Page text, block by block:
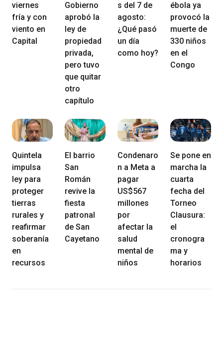
viernes
fría y con
viento en
Capital
Gobierno
aprobó la
ley de
propiedad
privada,
pero tuvo
que quitar
otro
capítulo
s del 7 de
agosto:
¿Qué pasó
un día
como hoy?
ébola ya
provocó la
muerte de
330 niños
en el
Congo
Quintela
impulsa
ley para
proteger
tierras
rurales y
reafirmar
soberanía
en
recursos
El barrio
San
Román
revive la
fiesta
patronal
de San
Cayetano
Condenaro
n a Meta a
pagar
US$567
millones
por
afectar la
salud
mental de
niños
Se pone en
marcha la
cuarta
fecha del
Torneo
Clausura:
el
cronogra
ma y
horarios